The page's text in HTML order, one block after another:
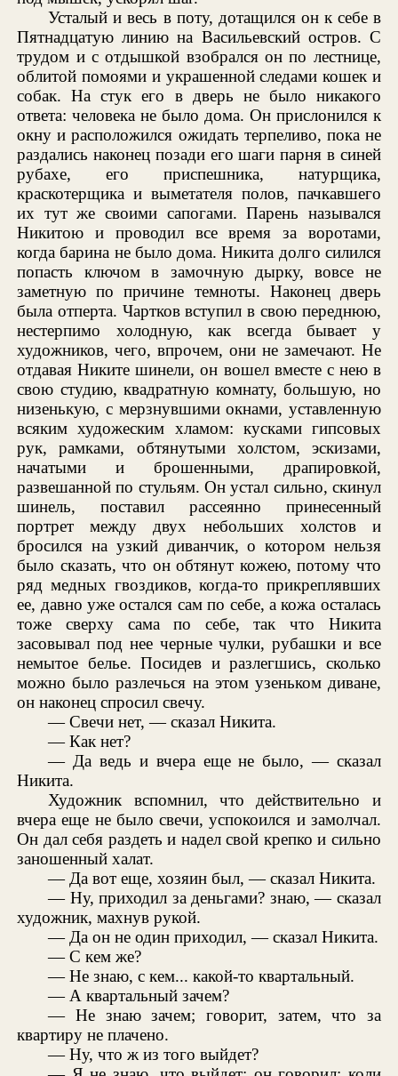
Усталый и весь в поту, дотащился он к себе в
Пятнадцатую линию на Васильевский остров. С
трудом и с отдышкой взобрался он по лестнице,
облитой помоями и украшенной следами кошек и
собак. На стук его в дверь не было никакого
ответа: человека не было дома. Он прислонился к
окну и расположился ожидать терпеливо, пока не
раздались наконец позади его шаги парня в синей
рубахе, его приспешника, натурщика,
краскотерщика и выметателя полов, пачкавшего
их тут же своими сапогами. Парень назывался
Никитою и проводил все время за воротами,
когда барина не было дома. Никита долго силился
попасть ключом в замочную дырку, вовсе не
заметную по причине темноты. Наконец дверь
была отперта. Чартков вступил в свою переднюю,
нестерпимо холодную, как всегда бывает у
художников, чего, впрочем, они не замечают. Не
отдавая Никите шинели, он вошел вместе с нею в
свою студию, квадратную комнату, большую, но
низенькую, с мерзнувшими окнами, уставленную
всяким художеским хламом: кусками гипсовых
рук, рамками, обтянутыми холстом, эскизами,
начатыми и брошенными, драпировкой,
развешанной по стульям. Он устал сильно, скинул
шинель, поставил рассеянно принесенный
портрет между двух небольших холстов и
бросился на узкий диванчик, о котором нельзя
было сказать, что он обтянут кожею, потому что
ряд медных гвоздиков, когда-то прикреплявших
ее, давно уже остался сам по себе, а кожа осталась
тоже сверху сама по себе, так что Никита
засовывал под нее черные чулки, рубашки и все
немытое белье. Посидев и разлегшись, сколько
можно было разлечься на этом узеньком диване,
он наконец спросил свечу.
— Свечи нет, — сказал Никита.
— Как нет?
— Да ведь и вчера еще не было, — сказал
Никита.
Художник вспомнил, что действительно и
вчера еще не было свечи, успокоился и замолчал.
Он дал себя раздеть и надел свой крепко и сильно
заношенный халат.
— Да вот еще, хозяин был, — сказал Никита.
— Ну, приходил за деньгами? знаю, — сказал
художник, махнув рукой.
— Да он не один приходил, — сказал Никита.
— С кем же?
— Не знаю, с кем... какой-то квартальный.
— А квартальный зачем?
— Не знаю зачем; говорит, затем, что за
квартиру не плачено.
— Ну, что ж из того выйдет?